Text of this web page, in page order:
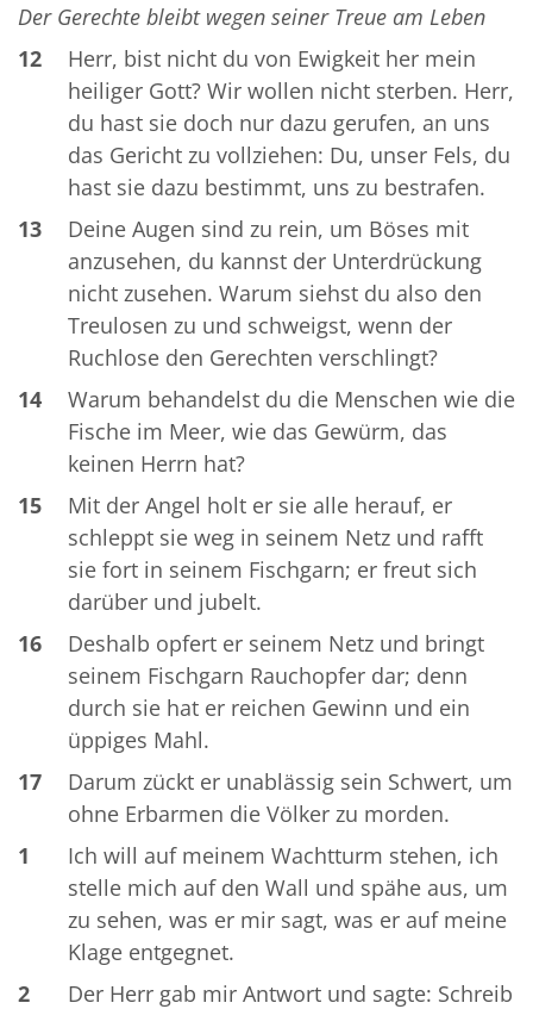
Der Gerechte bleibt wegen seiner Treue am Leben
12
Herr, bist nicht du von Ewigkeit her mein
heiliger Gott? Wir wollen nicht sterben. Herr,
du hast sie doch nur dazu gerufen, an uns
das Gericht zu vollziehen: Du, unser Fels, du
hast sie dazu bestimmt, uns zu bestrafen.
13
Deine Augen sind zu rein, um Böses mit
anzusehen, du kannst der Unterdrückung
nicht zusehen. Warum siehst du also den
Treulosen zu und schweigst, wenn der
Ruchlose den Gerechten verschlingt?
14
Warum behandelst du die Menschen wie die
Fische im Meer, wie das Gewürm, das
keinen Herrn hat?
15
Mit der Angel holt er sie alle herauf, er
schleppt sie weg in seinem Netz und rafft
sie fort in seinem Fischgarn; er freut sich
darüber und jubelt.
16
Deshalb opfert er seinem Netz und bringt
seinem Fischgarn Rauchopfer dar; denn
durch sie hat er reichen Gewinn und ein
üppiges Mahl.
17
Darum zückt er unablässig sein Schwert, um
ohne Erbarmen die Völker zu morden.
1
Ich will auf meinem Wachtturm stehen, ich
stelle mich auf den Wall und spähe aus, um
zu sehen, was er mir sagt, was er auf meine
Klage entgegnet.
2
Der Herr gab mir Antwort und sagte: Schreib